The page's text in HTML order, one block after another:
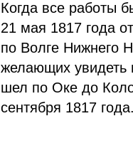
Когда все работы
21 мая 1817 года
по Волге Нижнего
желающих увидеть
шел по Оке до
сентября 1817